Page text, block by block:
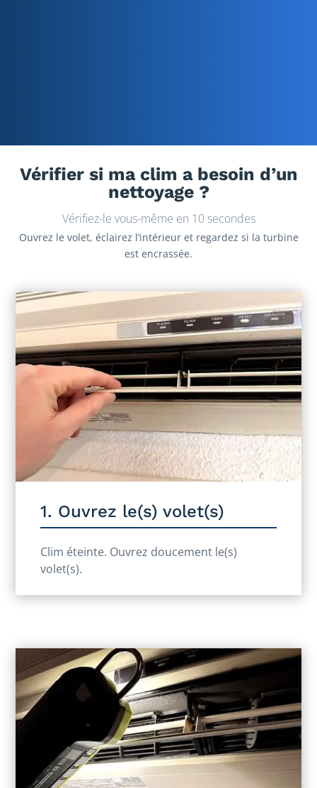
Vérifier si ma clim a besoin d’un
nettoyage ?
Vérifiez-le vous-même en 10 secondes
Ouvrez le volet, éclairez l’intérieur et regardez si la turbine
est encrassée.
1. Ouvrez le(s) volet(s)
Clim éteinte. Ouvrez doucement le(s)
volet(s).